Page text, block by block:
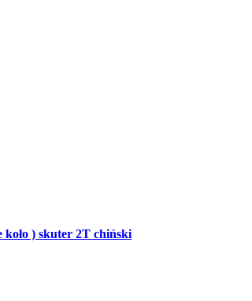
koło ) skuter 2T chiński